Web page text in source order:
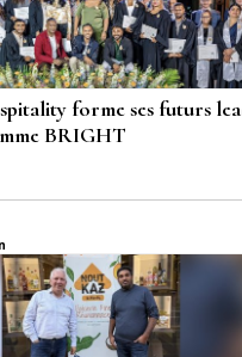
forme ses futurs
BRIGHT